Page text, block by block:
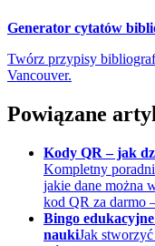
Generator cytatów
Twórz przypisy
Vancouver.
Powiązane
Kody QR – jak
Kompletny
jakie dane można
kod QR za
Bingo
naukiJak